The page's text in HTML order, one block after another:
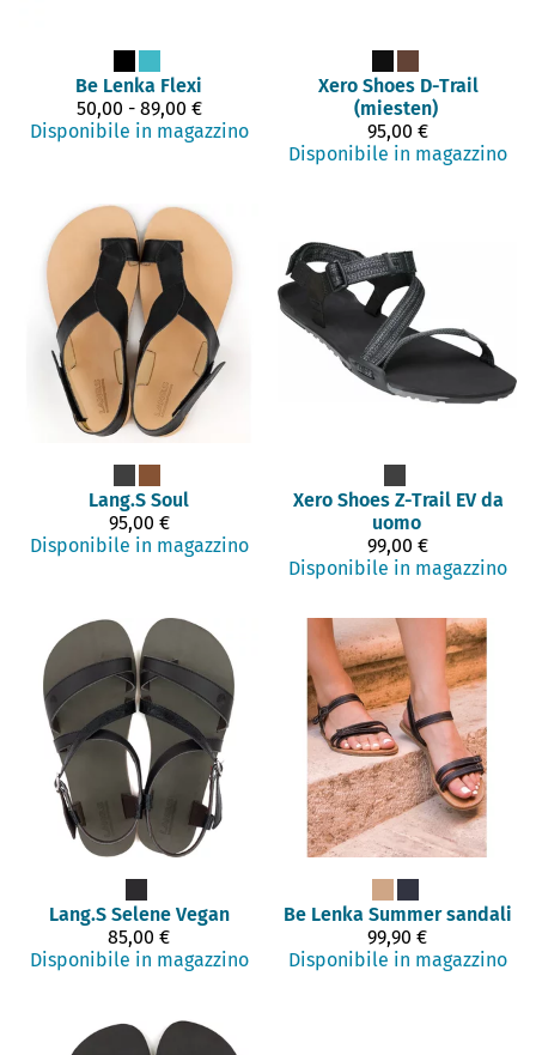
Be Lenka Flexi
50,00 - 89,00 €
Disponibile in magazzino
Xero Shoes D-Trail
(miesten)
95,00 €
Disponibile in magazzino
Lang.S Soul
95,00 €
Disponibile in magazzino
Xero Shoes Z-Trail EV da
uomo
99,00 €
Disponibile in magazzino
Lang.S Selene Vegan
85,00 €
Disponibile in magazzino
Be Lenka Summer sandali
99,90 €
Disponibile in magazzino